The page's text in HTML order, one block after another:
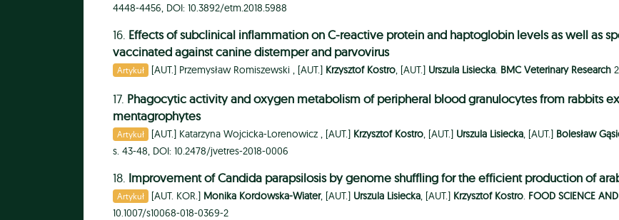
4448-4456, DOI: 10.3892/etm.2018.5988
16. Effects of subclinical inflammation on C-reactive protein and haptoglobin levels as well as
vaccinated against canine distemper and parvovirus
Artykuł [AUT.] Przemysław Romiszewski , [AUT.] Krzysztof Kostro, [AUT.] Urszula Lisiecka. BMC Veterinary Research
17. Phagocytic activity and oxygen metabolism of peripheral blood granulocytes from rabbits
mentagrophytes
Artykuł [AUT.] Katarzyna Wojcicka-Lorenowicz , [AUT.] Krzysztof Kostro, [AUT.] Urszula Lisiecka, [AUT.] Bolesław
s. 43-48, DOI: 10.2478/jvetres-2018-0006
18. Improvement of Candida parapsilosis by genome shuffling for the efficient production of
Artykuł [AUT. KOR.] Monika Kordowska-Wiater, [AUT.] Urszula Lisiecka, [AUT.] Krzysztof Kostro. FOOD SCIENCE
10.1007/s10068-018-0369-2